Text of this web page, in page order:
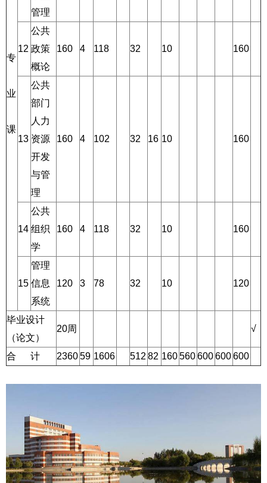
专
业
课
管理
12
公共
政策
概论
160 4 118 32 10 160
13
公共
部门
人力
资源
开发
与管
理
160 4 102 32 16 10 160
14
公共
组织
学
160 4 118 32 10 160
15
管理
信息
系统
120 3 78 32 10 120
毕业设计
（论文）
20周 √
合 计 236059 1606 512 82 160560600600600